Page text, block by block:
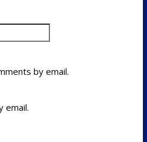
by email.
email.